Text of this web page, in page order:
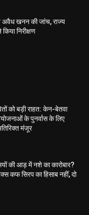
अवैध खनन की जांच, राज्य
निरीक्षण
को बड़ी राहत: केन-बेतवा
के पुनर्वास के लिए
मंजूर
की आड़ में नशे का कारोबार?
कफ सिरप का हिसाब नहीं, दो